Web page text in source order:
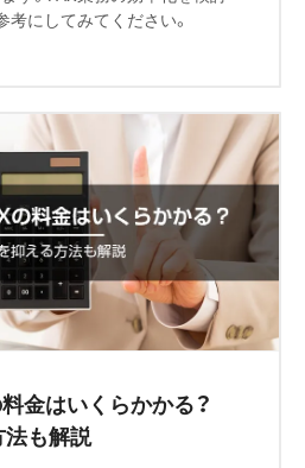
考にしてみてください。
料金はいくらかかる？
も解説